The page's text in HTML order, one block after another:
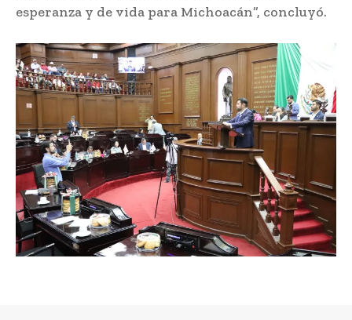
esperanza y de vida para Michoacán”, concluyó.